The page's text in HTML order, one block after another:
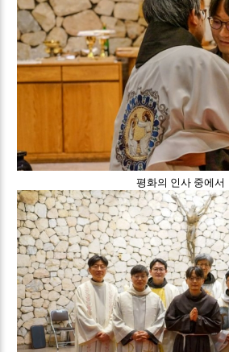
평화의 인사 중에서